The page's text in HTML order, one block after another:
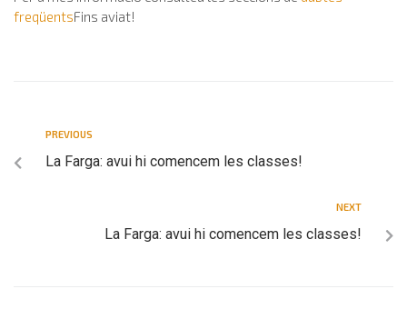
freqüentsFins aviat!
PREVIOUS
La Farga: avui hi comencem les classes!
NEXT
La Farga: avui hi comencem les classes!